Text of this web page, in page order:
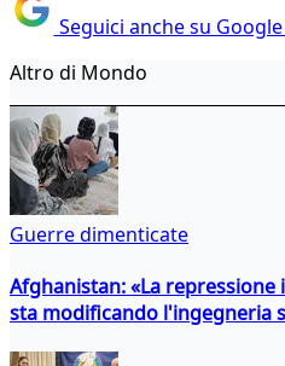
Seguici anche su
Altro di Mondo
Guerre dimenticate
Afghanistan: «La
sta modificando l'ingegneria